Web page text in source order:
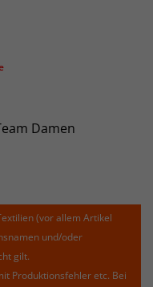
Damen
(vor allem Artikel
und/oder
gilt.
Produktionsfehler etc. Bei